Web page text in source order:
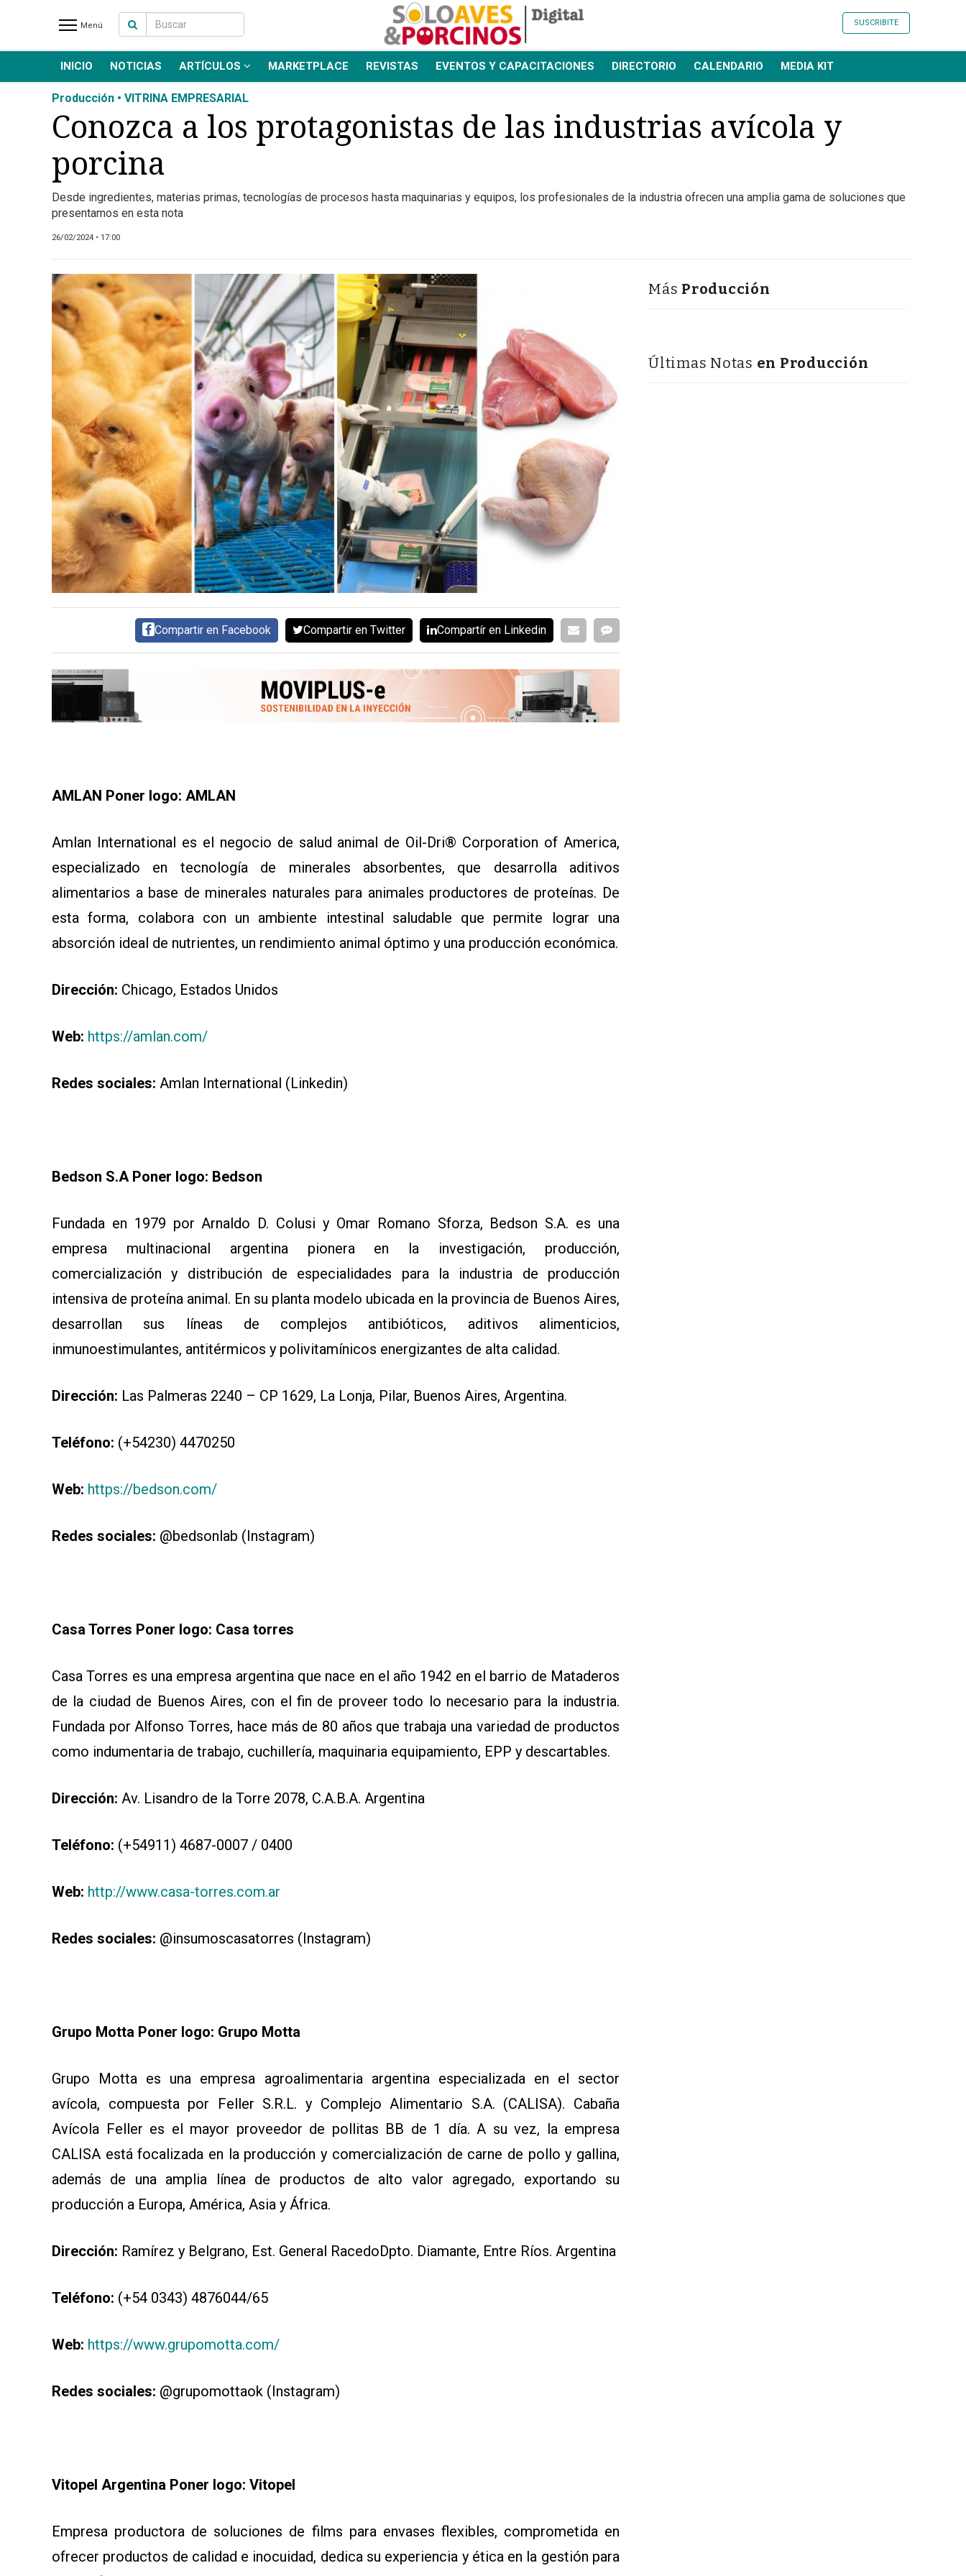
NOTICIAS RECIENTES
NOTICIAS
ARTÍCULOS
PRODUCCIÓN
PROCESO
PRODUCTO
NUEVOS PRODUCTOS
MARKETPLACE
EVENTOS Y
CAPACITACIONES
DIRECTORIO
CALENDARIO
MEDIA KIT
SERVICIOS
CONTÁCTENOS
TÉRMINOS
CONDICIONES
POLÍTICAS
Menú SUSCRIBITE
INICIO NOTICIAS ARTÍCULOS MARKETPLACE REVISTAS EVENTOS Y CAPACITACIONES DIRECTORIO CALENDARIO MEDIA KIT
Producción • VITRINA EMPRESARIAL
Conozca a los protagonistas de las industrias avícola y
porcina
Desde ingredientes, materias primas, tecnologías de procesos hasta maquinarias y equipos, los profesionales de la industria ofrecen una amplia gama de soluciones que
presentamos en esta nota
26/02/2024 • 17:00
Compartir en Facebook Compartir en Twitter Compartír en Linkedin
AMLAN Poner logo: AMLAN
Amlan International es el negocio de salud animal de Oil-Dri® Corporation of America,
especializado en tecnología de minerales absorbentes, que desarrolla aditivos
alimentarios a base de minerales naturales para animales productores de proteínas. De
esta forma, colabora con un ambiente intestinal saludable que permite lograr una
absorción ideal de nutrientes, un rendimiento animal óptimo y una producción económica.
Dirección: Chicago, Estados Unidos
Web: https://amlan.com/
Redes sociales: Amlan International (Linkedin)
Bedson S.A Poner logo: Bedson
Fundada en 1979 por Arnaldo D. Colusi y Omar Romano Sforza, Bedson S.A. es una
empresa multinacional argentina pionera en la investigación, producción,
comercialización y distribución de especialidades para la industria de producción
intensiva de proteína animal. En su planta modelo ubicada en la provincia de Buenos Aires,
desarrollan sus líneas de complejos antibióticos, aditivos alimenticios,
inmunoestimulantes, antitérmicos y polivitamínicos energizantes de alta calidad.
Dirección: Las Palmeras 2240 – CP 1629, La Lonja, Pilar, Buenos Aires, Argentina.
Teléfono: (+54230) 4470250
Web: https://bedson.com/
Redes sociales: @bedsonlab (Instagram)
Casa Torres Poner logo: Casa torres
Casa Torres es una empresa argentina que nace en el año 1942 en el barrio de Mataderos
de la ciudad de Buenos Aires, con el fin de proveer todo lo necesario para la industria.
Fundada por Alfonso Torres, hace más de 80 años que trabaja una variedad de productos
como indumentaria de trabajo, cuchillería, maquinaria equipamiento, EPP y descartables.
Dirección: Av. Lisandro de la Torre 2078, C.A.B.A. Argentina
Teléfono: (+54911) 4687-0007 / 0400
Web: http://www.casa-torres.com.ar
Redes sociales: @insumoscasatorres (Instagram)
Grupo Motta Poner logo: Grupo Motta
Grupo Motta es una empresa agroalimentaria argentina especializada en el sector
avícola, compuesta por Feller S.R.L. y Complejo Alimentario S.A. (CALISA). Cabaña
Avícola Feller es el mayor proveedor de pollitas BB de 1 día. A su vez, la empresa
CALISA está focalizada en la producción y comercialización de carne de pollo y gallina,
además de una amplia línea de productos de alto valor agregado, exportando su
producción a Europa, América, Asia y África.
Dirección: Ramírez y Belgrano, Est. General RacedoDpto. Diamante, Entre Ríos. Argentina
Teléfono: (+54 0343) 4876044/65
Web: https://www.grupomotta.com/
Redes sociales: @grupomottaok (Instagram)
Vitopel Argentina Poner logo: Vitopel
Empresa productora de soluciones de films para envases flexibles, comprometida en
ofrecer productos de calidad e inocuidad, dedica su experiencia y ética en la gestión para
Más Producción
Últimas Notas en Producción